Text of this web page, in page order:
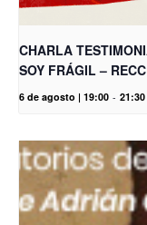
CHARLA
SOY FRÁGIL – RECC
6 de agosto | 19:00 - 21:30